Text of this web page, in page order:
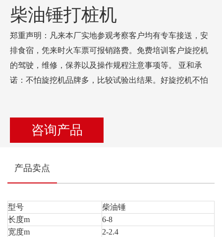
柴油锤打桩机
郑重声明：凡来本厂实地参观考察客户均有专车接送，安
排食宿，凭来时火车票可报销路费。免费培训客户旋挖机
的驾驶，维修，保养以及操作规程注意事项等。 亚和承
诺：不怕旋挖机品牌多，比较试验出结果。好旋挖机不怕
咨询产品
产品卖点
型号
柴油锤
长度m
6-8
宽度m
2-2.4